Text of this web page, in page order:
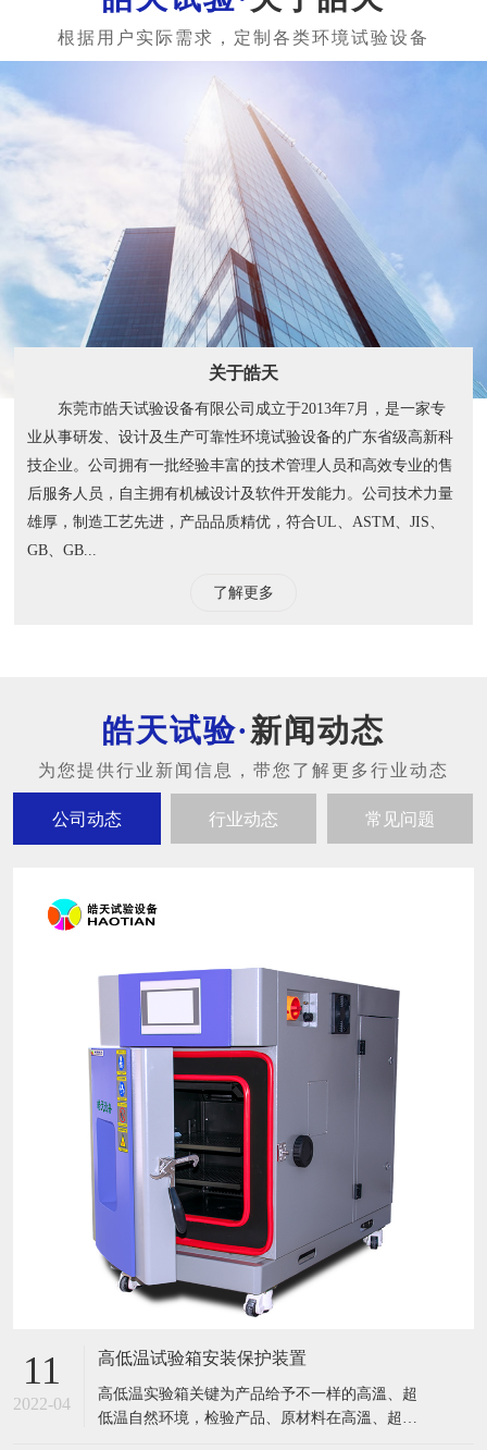
关于皓天
东莞市皓天试验设备有限公司成立于2013年7月，是一家专
业从事研发、设计及生产可靠性环境试验设备的广东省级高新科
技企业。公司拥有一批经验丰富的技术管理人员和高效专业的售
后服务人员，自主拥有机械设计及软件开发能力。公司技术力量
雄厚，制造工艺先进，产品品质精优，符合UL、ASTM、JIS、
GB、GB...
了解更多
新闻动态
公司动态 行业动态 常见问题
11
2022-04
高低温试验箱安装保护装置
​高低温实验箱关键为产品给予不一样的高溫、超
低温自然环境，检验产品、原材料在高溫、超低